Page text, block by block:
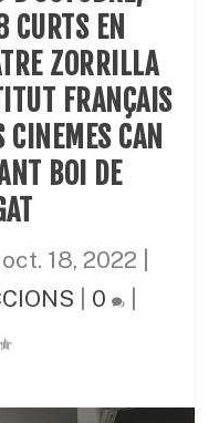
CURTS EN
ZORRILLA
FRANÇAIS
CINEMES CAN
BOI DE
oct. 18, 2022
0